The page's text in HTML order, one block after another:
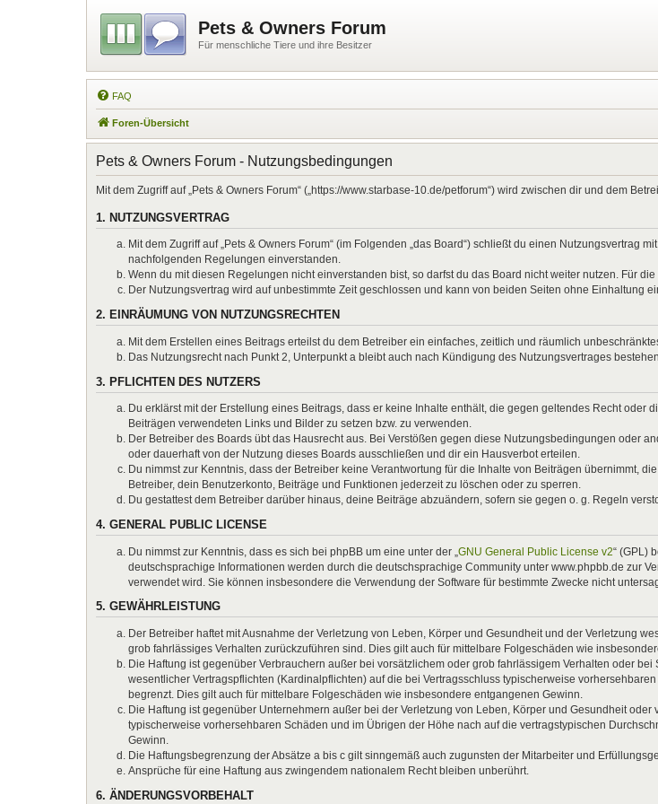
Pets & Owners Forum
Für menschliche Tiere und ihre Besitzer
FAQ
Foren-Übersicht
Pets & Owners Forum - Nutzungsbedingungen
Mit dem Zugriff auf „Pets & Owners Forum“ („https://www.starbase-10.de/petforum“) wird zwischen dir und dem
1. NUTZUNGSVERTRAG
Mit dem Zugriff auf „Pets & Owners Forum“ (im Folgenden „das Board“) schließt du einen Nutzungsvertrag
nachfolgenden Regelungen einverstanden.
Wenn du mit diesen Regelungen nicht einverstanden bist, so darfst du das Board nicht weiter nutzen. Für
Der Nutzungsvertrag wird auf unbestimmte Zeit geschlossen und kann von beiden Seiten ohne Einhaltung
2. EINRÄUMUNG VON NUTZUNGSRECHTEN
Mit dem Erstellen eines Beitrags erteilst du dem Betreiber ein einfaches, zeitlich und räumlich
Das Nutzungsrecht nach Punkt 2, Unterpunkt a bleibt auch nach Kündigung des Nutzungsvertrages
3. PFLICHTEN DES NUTZERS
Du erklärst mit der Erstellung eines Beitrags, dass er keine Inhalte enthält, die gegen geltendes Recht
Beiträgen verwendeten Links und Bilder zu setzen bzw. zu verwenden.
Der Betreiber des Boards übt das Hausrecht aus. Bei Verstößen gegen diese Nutzungsbedingungen oder
oder dauerhaft von der Nutzung dieses Boards ausschließen und dir ein Hausverbot erteilen.
Du nimmst zur Kenntnis, dass der Betreiber keine Verantwortung für die Inhalte von Beiträgen übernimmt,
Betreiber, dein Benutzerkonto, Beiträge und Funktionen jederzeit zu löschen oder zu sperren.
Du gestattest dem Betreiber darüber hinaus, deine Beiträge abzuändern, sofern sie gegen o. g. Regeln
4. GENERAL PUBLIC LICENSE
Du nimmst zur Kenntnis, dass es sich bei phpBB um eine unter der „ GNU General Public License v2“ (GPL)
deutschsprachige Informationen werden durch die deutschsprachige Community unter www.phpbb.de zur
verwendet wird. Sie können insbesondere die Verwendung der Software für bestimmte Zwecke nicht
5. GEWÄHRLEISTUNG
Der Betreiber haftet mit Ausnahme der Verletzung von Leben, Körper und Gesundheit und der Verletzung
grob fahrlässiges Verhalten zurückzuführen sind. Dies gilt auch für mittelbare Folgeschäden wie
Die Haftung ist gegenüber Verbrauchern außer bei vorsätzlichem oder grob fahrlässigem Verhalten oder
wesentlicher Vertragspflichten (Kardinalpflichten) auf die bei Vertragsschluss typischerweise
begrenzt. Dies gilt auch für mittelbare Folgeschäden wie insbesondere entgangenen Gewinn.
Die Haftung ist gegenüber Unternehmern außer bei der Verletzung von Leben, Körper und Gesundheit
typischerweise vorhersehbaren Schäden und im Übrigen der Höhe nach auf die vertragstypischen
Gewinn.
Die Haftungsbegrenzung der Absätze a bis c gilt sinngemäß auch zugunsten der Mitarbeiter und
Ansprüche für eine Haftung aus zwingendem nationalem Recht bleiben unberührt.
6. ÄNDERUNGSVORBEHALT